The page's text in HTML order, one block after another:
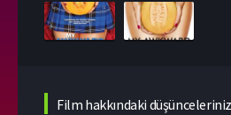
Film hakkındaki